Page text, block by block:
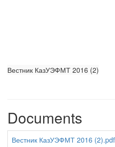
Вестник КазУЭФМТ 2016 (2)
Documents
Вестник КазУЭФМТ 2016 (2).pdf